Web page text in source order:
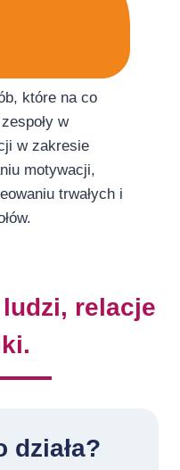
które na co
w
w zakresie
motywacji,
trwałych i
relacje
działa?